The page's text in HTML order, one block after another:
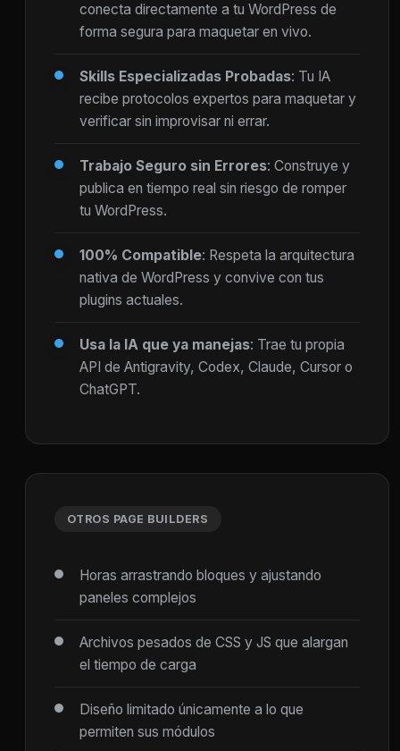
conecta directamente a tu WordPress de
forma segura para maquetar en vivo.
Skills Especializadas Probadas: Tu IA
recibe protocolos expertos para maquetar y
verificar sin improvisar ni errar.
Trabajo Seguro sin Errores: Construye y
publica en tiempo real sin riesgo de romper
tu WordPress.
100% Compatible: Respeta la arquitectura
nativa de WordPress y convive con tus
plugins actuales.
Usa la IA que ya manejas: Trae tu propia
API de Antigravity, Codex, Claude, Cursor o
ChatGPT.
OTROS PAGE BUILDERS
Horas arrastrando bloques y ajustando
paneles complejos
Archivos pesados de CSS y JS que alargan
el tiempo de carga
Diseño limitado únicamente a lo que
permiten sus módulos